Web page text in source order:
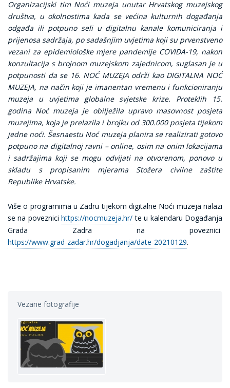
Organizacijski tim Noći muzeja unutar Hrvatskog muzejskog
društva, u okolnostima kada se većina kulturnih događanja
odgađa ili potpuno seli u digitalnu kanale komuniciranja i
prijenosa sadržaja, po sadašnjim uvjetima koji su prvenstveno
vezani za epidemiološke mjere pandemije COVIDA-19, nakon
konzultacija s brojnom muzejskom zajednicom, suglasan je u
potpunosti da se 16. NOĆ MUZEJA održi kao DIGITALNA NOĆ
MUZEJA, na način koji je imanentan vremenu i funkcioniranju
muzeja u uvjetima globalne svjetske krize. Proteklih 15.
godina Noć muzeja je obilježila upravo masovnost posjeta
muzejima, koja je prelazila i brojku od 300.000 posjeta tijekom
jedne noći. Šesnaestu Noć muzeja planira se realizirati gotovo
potpuno na digitalnoj ravni – online, osim na onim lokacijama
i sadržajima koji se mogu odvijati na otvorenom, ponovo u
skladu s propisanim mjerama Stožera civilne zaštite
Republike Hrvatske.
Više o programima u Zadru tijekom digitalne Noći muzeja nalazi
se na poveznicihttps://nocmuzeja.hr/ te u kalendaru Događanja
Grada Zadra na poveznici
https://www.grad-zadar.hr/dogadjanja/date-20210129.
Vezane fotografije